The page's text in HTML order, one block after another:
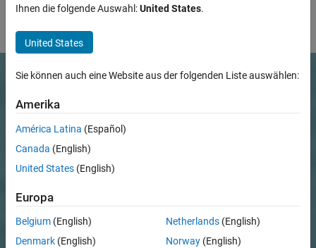
Füllen Sie bitte eine1-Minuten-Befragung
Ihnen die folgende Auswahl:United States.
United States
Sie können auch eine Website aus der folgenden Liste auswählen:
Amerika
América Latina (Español)
Canada (English)
United States (English)
Europa
Belgium (English)
Denmark (English)
Netherlands(English)
Norway(English)